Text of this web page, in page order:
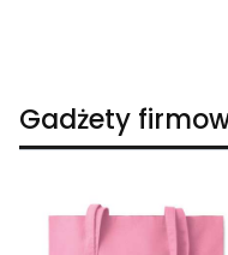
Gadżety